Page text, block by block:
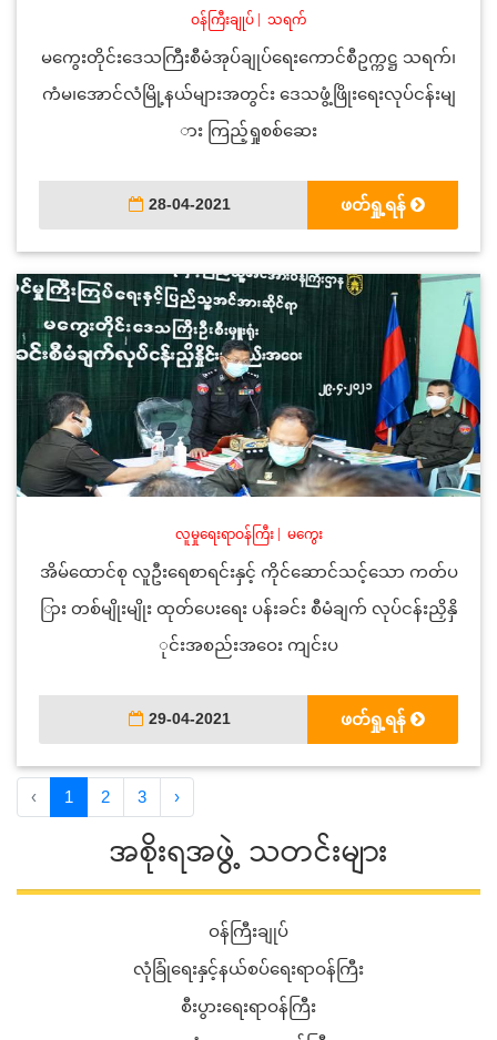
ဝန်ကြီးချုပ် သရက်
မကွေးတိုင်းဒေသကြီးစီမံအုပ်ချုပ်ရေးကောင်စီဥက္ကဋ္ဌ သရက်၊
ကံမ၊အောင်လံမြို့နယ်များအတွင်း ဒေသဖွံ့ဖြိုးရေးလုပ်ငန်းမျ
ား ကြည့်ရှုစစ်ဆေး
28-04-2021 ဖတ်ရှု့ရန်
လူမှုရေးရာဝန်ကြီး| မကွေး
အိမ်ထောင်စု လူဦးရေစာရင်းနှင့် ကိုင်ဆောင်သင့်သော ကတ်ပ
ြား တစ်မျိုးမျိုး ထုတ်ပေးရေး ပန်းခင်း စီမံချက် လုပ်ငန်းညှိနှိ
ုင်းအစည်းအဝေး ကျင်းပ
29-04-2021 ဖတ်ရှု့ရန်
‹ 1 2 3 ›
အစိုးရအဖွဲ့ သတင်းများ
ဝန်ကြီးချုပ်
လုံခြုံရေးနှင့်နယ်စပ်ရေးရာဝန်ကြီး
စီးပွားရေးရာဝန်ကြီး